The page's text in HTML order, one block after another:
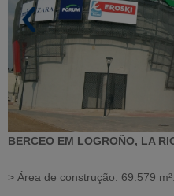
BERCEO EM LOGROÑO, LA
> Área de construção. 69.579 m².